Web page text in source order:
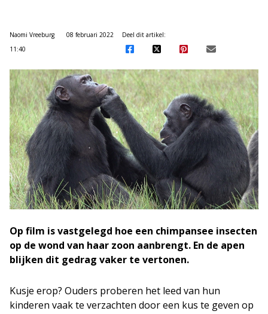
Naomi Vreeburg
08 februari 2022
11:40
Deel dit artikel:
Op film is vastgelegd hoe een chimpansee insecten
op de wond van haar zoon aanbrengt. En de apen
blijken dit gedrag vaker te vertonen.
Kusje erop? Ouders proberen het leed van hun
kinderen vaak te verzachten door een kus te geven op